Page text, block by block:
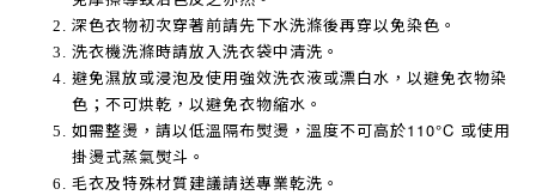
深色衣物初次穿著前請先下水洗滌後再穿以免染色。
洗衣機洗滌時請放入洗衣袋中清洗。
避免濕放或浸泡及使用強效洗衣液或漂白水，以避免衣物染
色；不可烘乾，以避免衣物縮水。
如需整燙，請以低溫隔布熨燙，溫度不可高於110°C 或使用
掛燙式蒸氣熨斗。
毛衣及特殊材質建議請送專業乾洗。